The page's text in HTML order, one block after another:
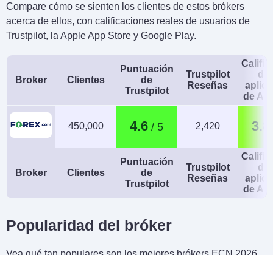
Compare cómo se sienten los clientes de estos brókers
acerca de ellos, con calificaciones reales de usuarios de
Trustpilot, la Apple App Store y Google Play.
Broker Clientes
Puntuación
de
Trustpilot
Trustpilot
Reseñas
de
de
450,000 4.6 2,420 3.8
Broker Clientes
Puntuación
de
Trustpilot
Trustpilot
Reseñas
de
de
Popularidad del bróker